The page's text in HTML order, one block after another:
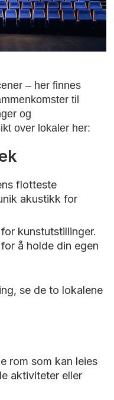
– her finnes
til
og
over lokaler her:
flotteste
akustikk for
kunstutstillinger.
å holde din egen
se de to lokalene
rom som kan leies
aktiviteter eller